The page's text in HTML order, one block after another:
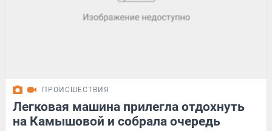
ПРОИСШЕСТВИЯ
Легковая машина прилегла отдохнуть
на Камышовой и собрала очередь